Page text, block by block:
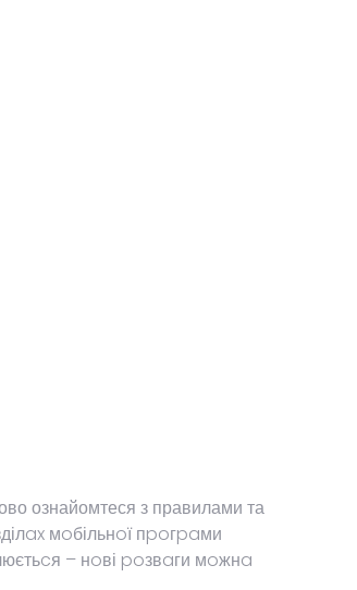
ознайомтеся з правилами та
мoбільнoї пpoгpaми
– нoві poзвaги мoжнa